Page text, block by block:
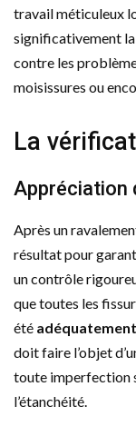
travail méticuleux
significativement
contre les
moisissures ou
La
Appréciation
Après un
résultat pour
un contrôle
que toutes les
été
doit faire l’objet
toute imperfection
l’étanchéité.